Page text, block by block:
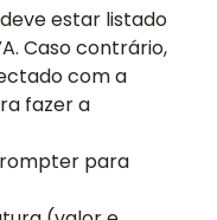
estar listado
Caso contrário,
com a
fazer a
para